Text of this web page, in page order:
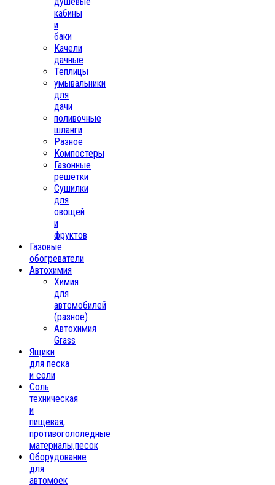
кабины
и
баки
Качели
дачные
Теплицы
умывальники
для
дачи
поливочные
шланги
Разное
Компостеры
Газонные
решетки
Сушилки
для
овощей
и
фруктов
Газовые
обогреватели
Автохимия
Химия
для
автомобилей
(разное)
Автохимия
Grass
Ящики
для песка
и соли
Соль
техническая
и
пищевая,
противогололедные
материалы,песок
Oборудование
для
автомоек